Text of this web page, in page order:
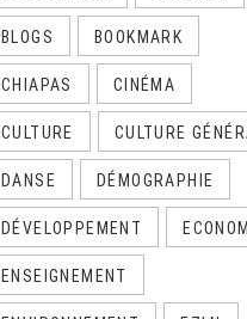
BLOGS BOOKMARK
CHIAPAS CINÉMA
CULTURE CULTURE
DANSE DÉMOGRAPHIE
DÉVELOPPEMENT
ENSEIGNEMENT